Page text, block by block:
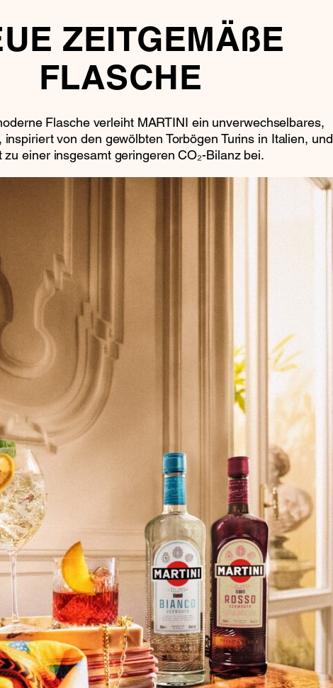
ZEITGEMÄßE
FLASCHE
Flasche verleiht MARTINI ein unverwechselbares,
von den gewölbten Torbögen Turins in Italien, und
zu einer insgesamt geringeren CO₂-Bilanz bei.